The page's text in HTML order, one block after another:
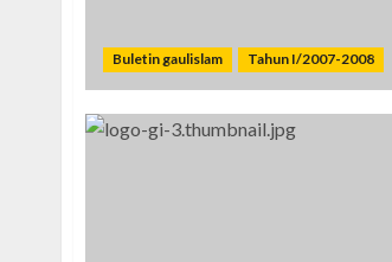
Buletin gaulislam Tahun I/2007-2008